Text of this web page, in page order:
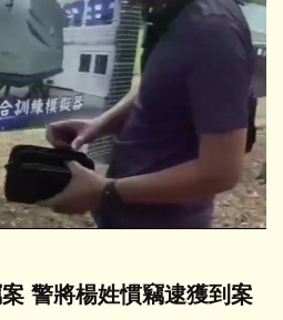
警將楊姓慣竊逮獲到案